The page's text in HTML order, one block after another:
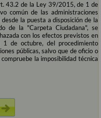
43.2 de la Ley 39/2015, de 1 de
común de las administraciones
la puesta a disposición de la
de la "Carpeta Ciudadana", se
con los efectos previstos en
de octubre, del procedimiento
públicas, salvo que de oficio o
la imposibilidad técnica